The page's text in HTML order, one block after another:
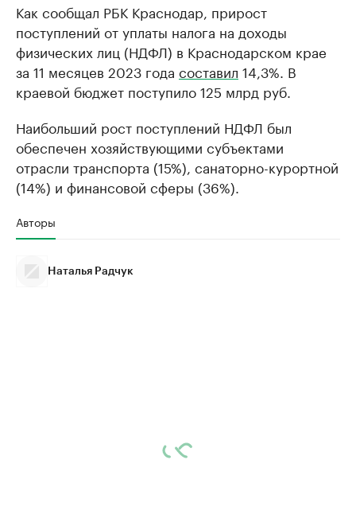
Как сообщал РБК Краснодар, прирост
поступлений от уплаты налога на доходы
физических лиц (НДФЛ) в Краснодарском крае
за 11 месяцев 2023 года составил 14,3%. В
краевой бюджет поступило 125 млрд руб.
Наибольший рост поступлений НДФЛ был
обеспечен хозяйствующими субъектами
отрасли транспорта (15%), санаторно-курортной
(14%) и финансовой сферы (36%).
Авторы
Наталья Радчук